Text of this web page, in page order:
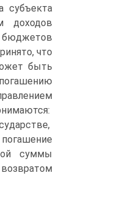
субъекта
доходов
бюджетов
что
быть
суммы